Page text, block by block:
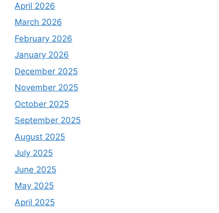
April 2026
March 2026
February 2026
January 2026
December 2025
November 2025
October 2025
September 2025
August 2025
July 2025
June 2025
May 2025
April 2025